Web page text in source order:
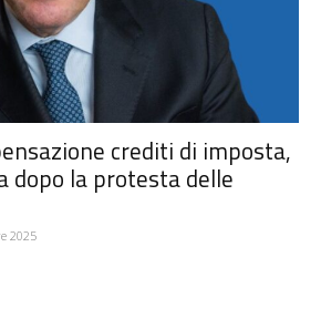
crediti di imposta,
dopo la protesta delle
2025